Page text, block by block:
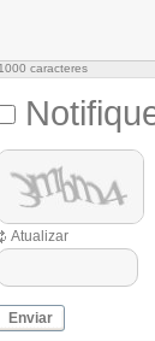
1000 caracteres
Atualizar
Enviar